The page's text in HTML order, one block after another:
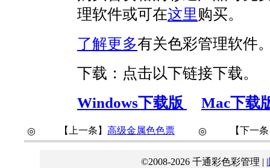
理软件或可在这里购买。
了解更多有关色彩管理软件
下载：点击以下链接下载。
Windows下载版
Mac下载
◎ 【上一条】 高级金属色色票 ◎ 【下一
©2008-2026 千通彩色彩管理 | |